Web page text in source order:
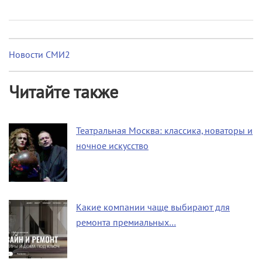
Новости СМИ2
Читайте также
Театральная Москва: классика, новаторы и
ночное искусство
Какие компании чаще выбирают для
ремонта премиальных…